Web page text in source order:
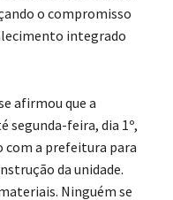
o compromisso
integrado
afirmou que a
segunda-feira, dia 1º,
com a prefeitura para
da unidade.
Ninguém se